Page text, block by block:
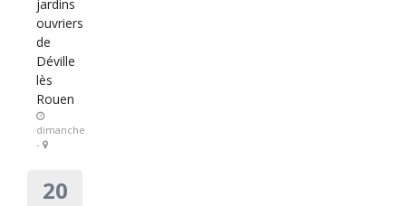
jardins
ouvriers
de
Déville
lès
Rouen
dimanche
-
20